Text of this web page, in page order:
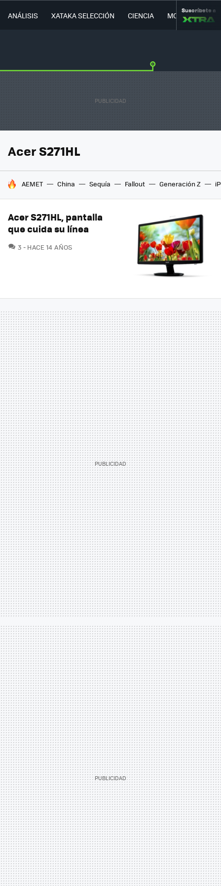
ANÁLISIS XATAKA SELECCIÓN CIENCIA MOVILIDAD
Suscríbete a
Acer S271HL
HOY SE HABLA DE
AEMET China Sequía Fallout Generación Z
Acer S271HL, pantalla
que cuida su línea
3 COMENTARIOS
HACE 14 AÑOS